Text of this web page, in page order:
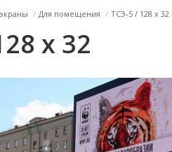
/ Для помещения / ТСЭ-5 / 128 x 32
x 32